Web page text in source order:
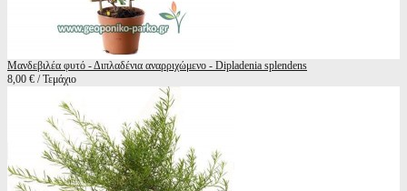
Μανδεβιλέα φυτό - Διπλαδένια αναρριχώμενο - Dipladenia splendens
8,00 € / Τεμάχιο